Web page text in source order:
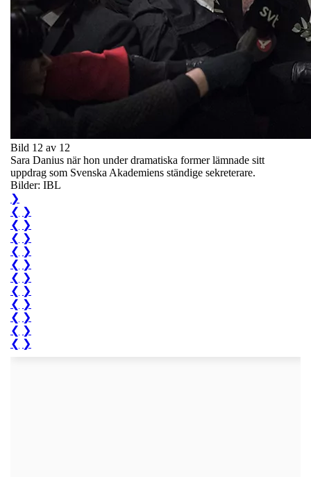
Bild 12 av 12
Sara Danius när hon under dramatiska former lämnade sitt
uppdrag som Svenska Akademiens ständige sekreterare.
Bilder: IBL
❯
❮ ❯
❮ ❯
❮ ❯
❮ ❯
❮ ❯
❮ ❯
❮ ❯
❮ ❯
❮ ❯
❮ ❯
❮ ❯